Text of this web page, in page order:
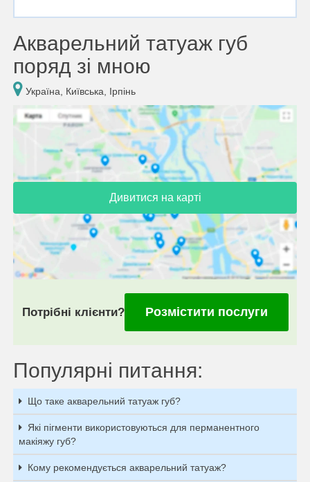
Акварельний татуаж губ
поряд зі мною
Україна, Київська, Ірпінь
Дивитися на карті
Потрібні клієнти? Розмістити послуги
Популярні питання:
Що таке акварельний татуаж губ?
Які пігменти використовуються для перманентного
макіяжу губ?
Кому рекомендується акварельний татуаж?